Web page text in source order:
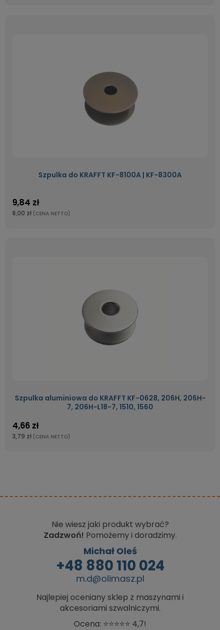
Szpulka do KRAFFT KF-8100A | KF-8300A
9,84 zł
8,00 zł (CENA NETTO)
Szpulka aluminiowa do KRAFFT KF-0628, 206H, 206H-
7, 206H-L18-7, 1510, 1560
4,66 zł
3,79 zł (CENA NETTO)
Nie wiesz jaki produkt wybrać?
Zadzwoń! Pomożemy i doradzimy.
Michał Oleś
+48 880 110 024
m.d@olimasz.pl
Najlepiej oceniany sklep z maszynami i
akcesoriami szwalniczymi.
Ocena: ⭐⭐⭐⭐⭐ 4,7!